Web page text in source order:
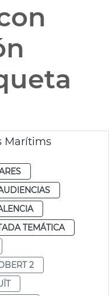
Marítims
TEMÁTICA
2